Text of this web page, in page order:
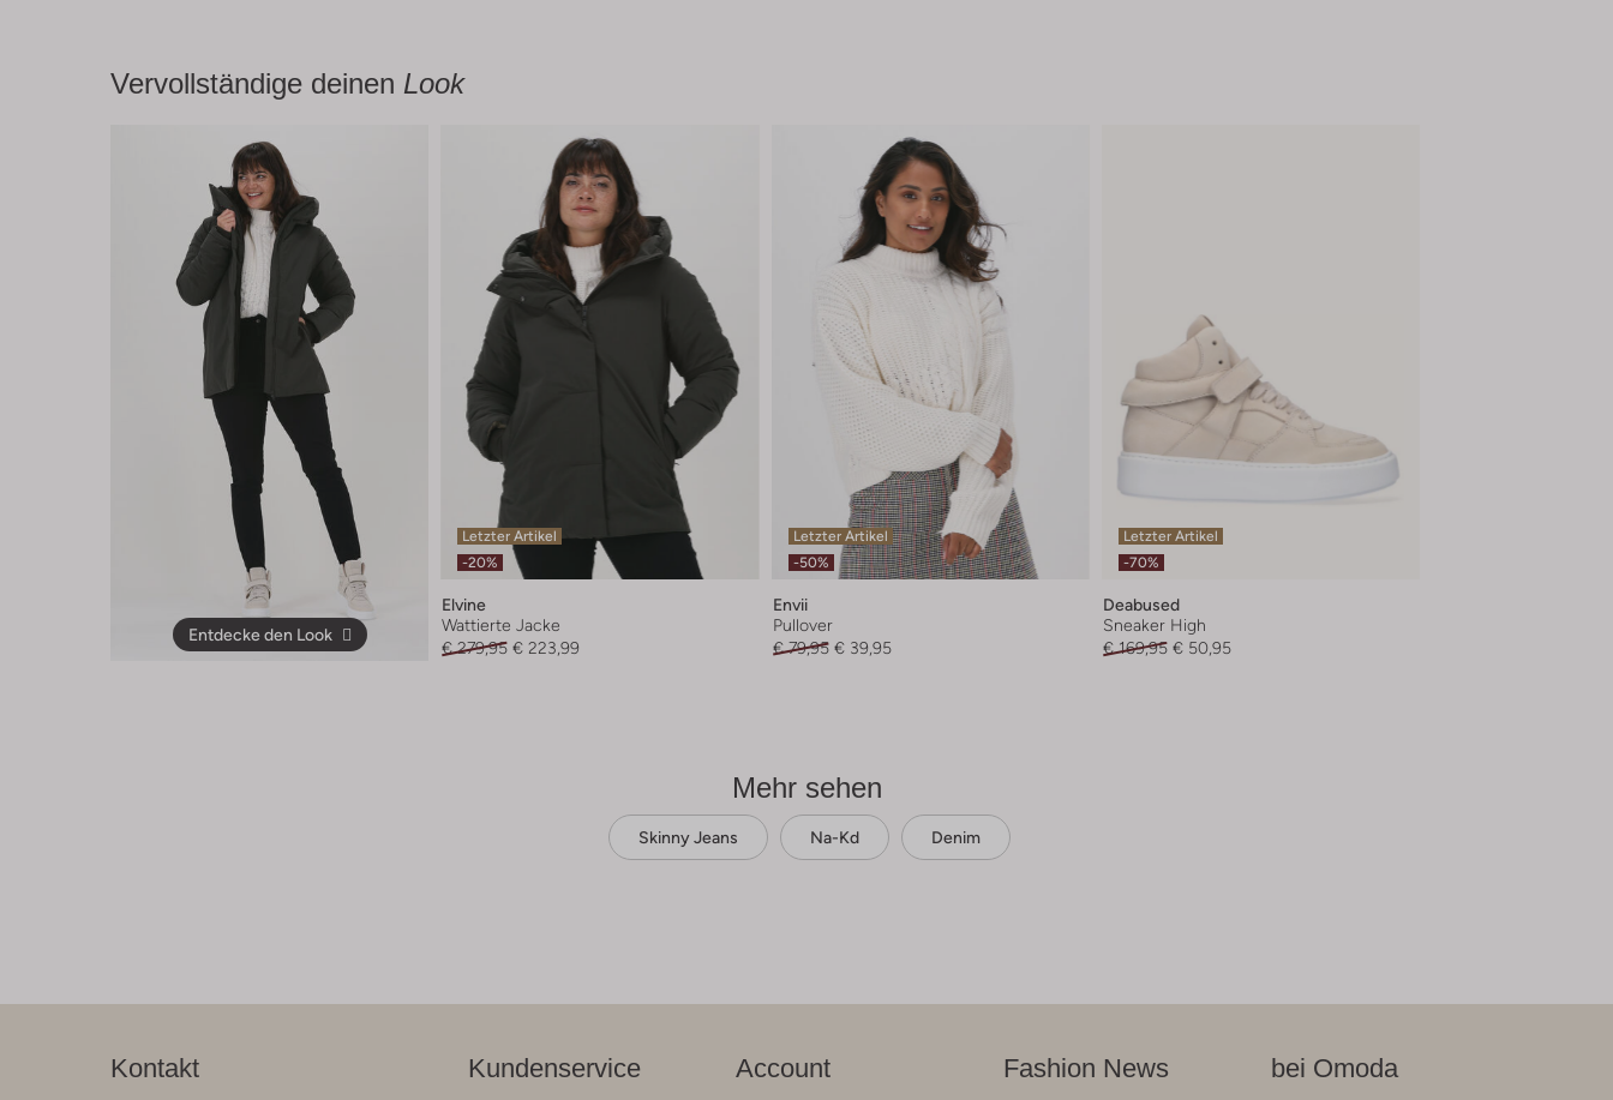
Vervollständige deinen Look
Entdecke den Look
Letzter Artikel
-20%
Elvine
Wattierte Jacke
€ 279,95 € 223,99
Letzter Artikel
-50%
Envii
Pullover
€ 79,95 € 39,95
Letzter Artikel
-70%
Deabused
Sneaker High
€ 169,95 € 50,95
Mehr sehen
Skinny Jeans Na-Kd Denim
Kontakt Kundenservice Account Fashion News bei Omoda